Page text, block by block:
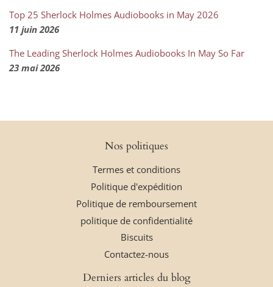
Top 25 Sherlock Holmes Audiobooks in May 2026
11 juin 2026
The Leading Sherlock Holmes Audiobooks In May So Far
23 mai 2026
Nos politiques
Termes et conditions
Politique d'expédition
Politique de remboursement
politique de confidentialité
Biscuits
Contactez-nous
Derniers articles du blog